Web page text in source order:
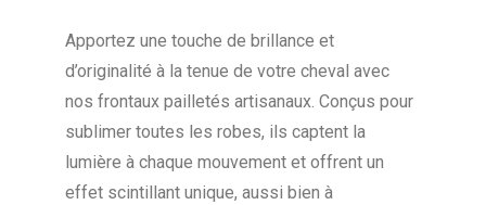
Apportez une touche de brillance et
d’originalité à la tenue de votre cheval avec
nos frontaux pailletés artisanaux. Conçus pour
sublimer toutes les robes, ils captent la
lumière à chaque mouvement et offrent un
effet scintillant unique, aussi bien à